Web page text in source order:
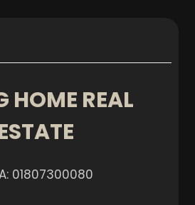
HOME REAL
01807300080